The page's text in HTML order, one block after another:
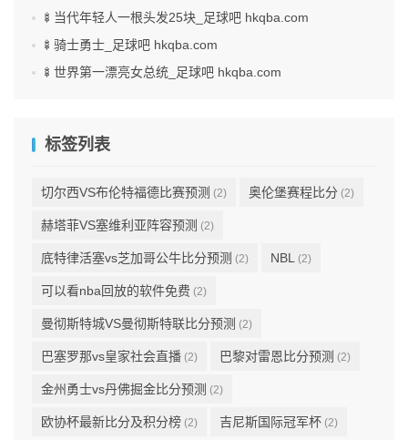
🍢当代年轻人一根头发25块_足球吧 hkqba.com
🍢骑士勇士_足球吧 hkqba.com
🍢世界第一漂亮女总统_足球吧 hkqba.com
标签列表
切尔西VS布伦特福德比赛预测 (2) 奥伦堡赛程比分 (2)
赫塔菲VS塞维利亚阵容预测 (2)
底特律活塞vs芝加哥公牛比分预测 (2) NBL (2)
可以看nba回放的软件免费 (2)
曼彻斯特城VS曼彻斯特联比分预测 (2)
巴塞罗那vs皇家社会直播 (2) 巴黎对雷恩比分预测 (2)
金州勇士vs丹佛掘金比分预测 (2)
欧协杯最新比分及积分榜 (2) 吉尼斯国际冠军杯 (2)